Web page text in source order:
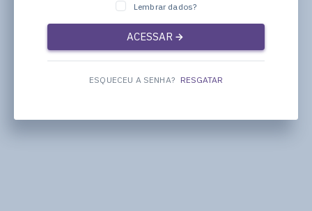
Lembrar dados?
ACESSAR
ESQUECEU A SENHA? RESGATAR